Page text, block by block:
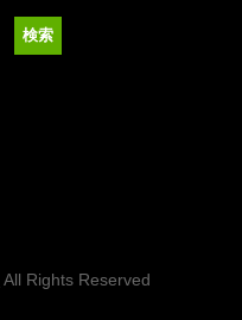
All Rights Reserved